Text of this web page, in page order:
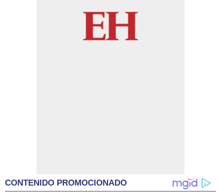
CONTENIDO PROMOCIONADO